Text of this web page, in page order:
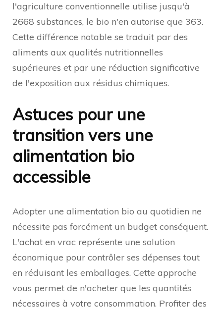
l'agriculture conventionnelle utilise jusqu'à
2668 substances, le bio n'en autorise que 363.
Cette différence notable se traduit par des
aliments aux qualités nutritionnelles
supérieures et par une réduction significative
de l'exposition aux résidus chimiques.
Astuces pour une
transition vers une
alimentation bio
accessible
Adopter une alimentation bio au quotidien ne
nécessite pas forcément un budget conséquent.
L'achat en vrac représente une solution
économique pour contrôler ses dépenses tout
en réduisant les emballages. Cette approche
vous permet de n'acheter que les quantités
nécessaires à votre consommation. Profiter des